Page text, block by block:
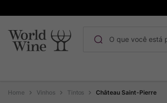
Vinhos Tintos Château Saint-Pierre
1º Maçanita